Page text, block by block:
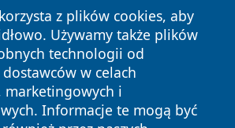
z plików cookies, aby
Używamy także plików
technologii od
w celach
marketingowych i
Informacje te mogą być